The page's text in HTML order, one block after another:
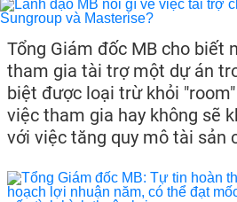
Tổng Giám đốc MB cho biết
tham gia tài trợ một dự án
biệt được loại trừ khỏi
việc tham gia hay không sẽ
với việc tăng quy mô tài sản